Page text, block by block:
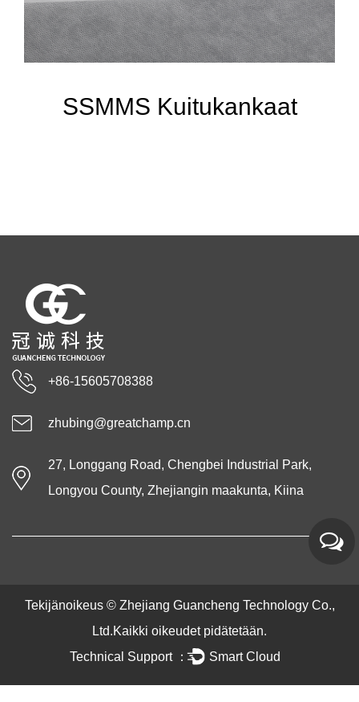
SSMMS Kuitukankaat
+86-15605708388
zhubing@greatchamp.cn
27, Longgang Road, Chengbei Industrial Park,
Longyou County, Zhejiangin maakunta, Kiina
Tekijänoikeus © Zhejiang Guancheng Technology Co.,
Ltd.Kaikki oikeudet pidätetään.
Technical Support ： Smart Cloud